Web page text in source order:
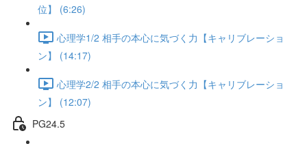
位】 (6:26)
心理学1/2 相手の本心に気づく力【キャリブレーショ
ン】 (14:17)
心理学2/2 相手の本心に気づく力【キャリブレーショ
ン】 (12:07)
PG24.5